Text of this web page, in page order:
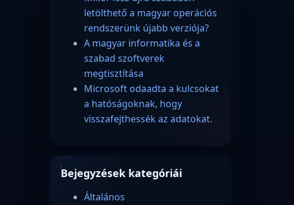
letölthető a magyar operációs
rendszerünk újabb verziója?
A magyar informatika és a
szabad szoftverek
megtisztítása
Microsoft odaadta a kulcsokat
a hatóságoknak, hogy
visszafejthessék az adatokat.
Bejegyzések kategóriái
Általános